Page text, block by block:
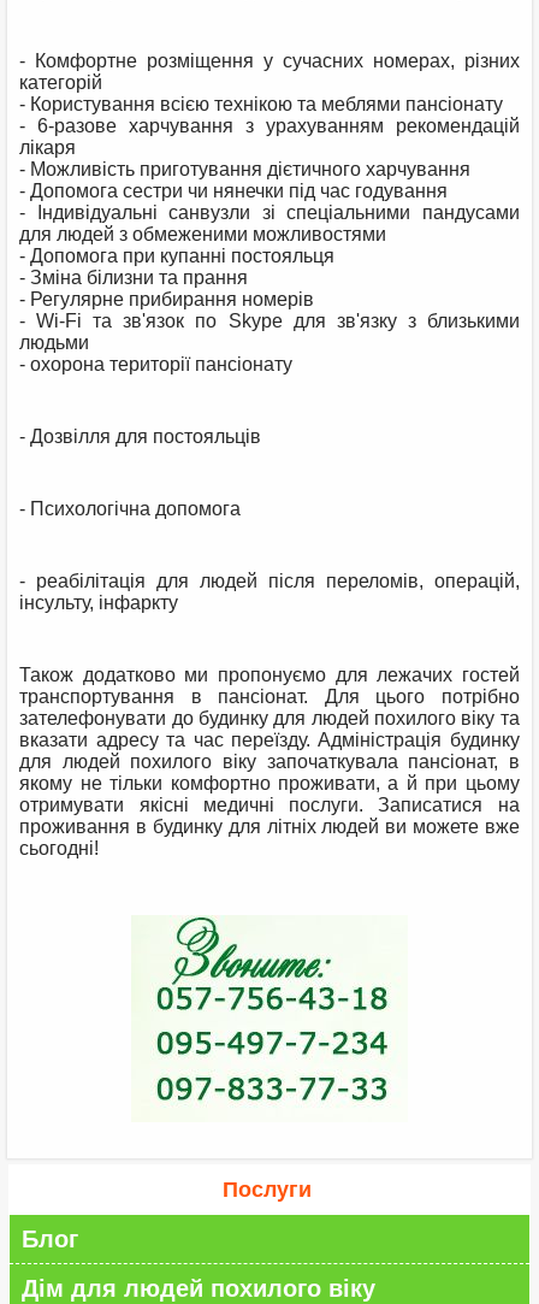
- Комфортне розміщення у сучасних номерах, різних
категорій
- Користування всією технікою та меблями пансіонату
- 6-разове харчування з урахуванням рекомендацій
лікаря
- Можливість приготування дієтичного харчування
- Допомога сестри чи нянечки під час годування
- Індивідуальні санвузли зі спеціальними пандусами
для людей з обмеженими можливостями
- Допомога при купанні постояльця
- Зміна білизни та прання
- Регулярне прибирання номерів
- Wi-Fi та зв'язок по Skype для зв'язку з близькими
людьми
- охорона території пансіонату
- Дозвілля для постояльців
- Психологічна допомога
- реабілітація для людей після переломів, операцій,
інсульту, інфаркту
Також додатково ми пропонуємо для лежачих гостей
транспортування в пансіонат. Для цього потрібно
зателефонувати до будинку для людей похилого віку та
вказати адресу та час переїзду. Адміністрація будинку
для людей похилого віку започаткувала пансіонат, в
якому не тільки комфортно проживати, а й при цьому
отримувати якісні медичні послуги. Записатися на
проживання в будинку для літніх людей ви можете вже
сьогодні!
Послуги
Блог
Дім для людей похилого віку